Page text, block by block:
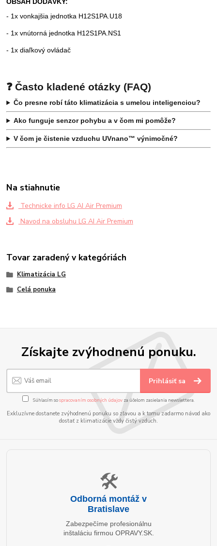
- 1x vonkajšia jednotka H12S1PA.U18
- 1x vnútorná jednotka H12S1PA.NS1
- 1x diaľkový ovládač
❓ Často kladené otázky (FAQ)
Čo presne robí táto klimatizácia s umelou inteligenciou?
Ako funguje senzor pohybu a v čom mi pomôže?
V čom je čistenie vzduchu UVnano™ výnimočné?
Na stiahnutie
Technicke info LG AI Air Premium
Navod na obsluhu LG AI Air Premium
Tovar zaradený v kategóriách
Klimatizácia LG
Celá ponuka
Získajte zvýhodnenú ponuku.
Prihlásiť sa
Súhlasím sospracovaním osobných údajov za účelom zasielania newslettera.
Exkluzívne dostanete zvýhodnenú ponuku so zľavou a k tomu zadarmo návod ako
dostať z klimatizácie vždy čistý vzduch.
🛠️
Odborná montáž v
Bratislave
Zabezpečíme profesionálnu
inštaláciu firmou OPRAVY.SK.